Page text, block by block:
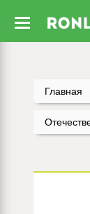
Главная